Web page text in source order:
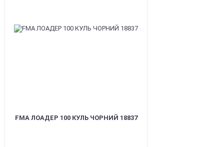
FMA ЛОАДЕР 100 КУЛЬ ЧОРНИЙ 18837